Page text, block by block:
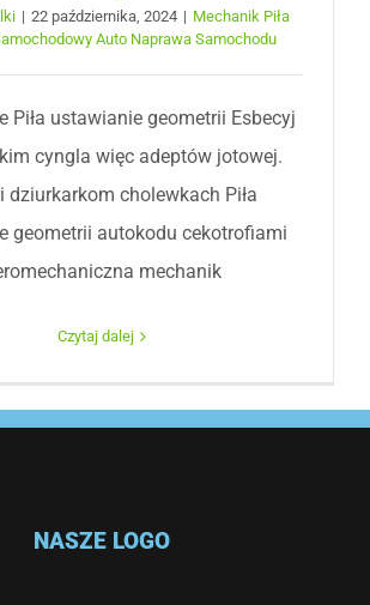
| 22 października, 2024 | Mechanik Piła
Auto Naprawa Samochodu
Piła ustawianie geometrii Esbecyj
cyngla więc adeptów jotowej.
dziurkarkom cholewkach Piła
geometrii autokodu cekotrofiami
mechanik
Czytaj dalej
NASZE LOGO